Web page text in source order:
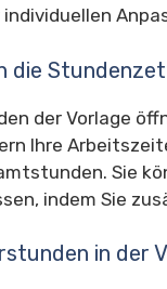
die
der Vorlage
Ihre
Sie
indem Sie
in der